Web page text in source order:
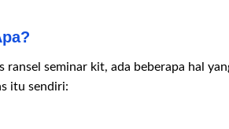
seminar kit, ada beberapa hal
itu sendiri: